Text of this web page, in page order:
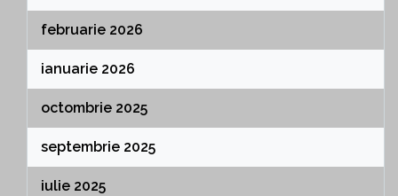
februarie 2026
ianuarie 2026
octombrie 2025
septembrie 2025
iulie 2025